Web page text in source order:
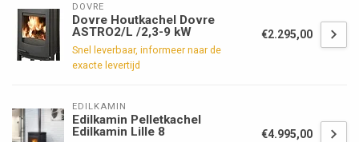
DOVRE
Dovre Houtkachel Dovre
ASTRO2/L /2,3-9 kW
Snel leverbaar, informeer naar de
exacte levertijd
€2.295,00
EDILKAMIN
Edilkamin Pelletkachel
Edilkamin Lille 8
€4.995,00